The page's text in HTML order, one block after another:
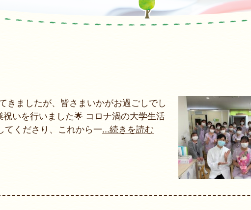
きましたが、皆さまいかがお過ごしでし
いを行いました🌟 コロナ渦の大学生活
てくださり、これから一...続きを読む